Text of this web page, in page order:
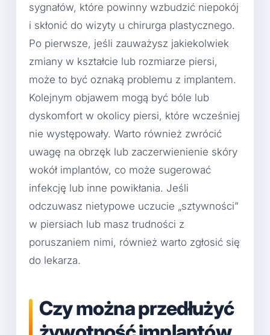
sygnałów, które powinny wzbudzić niepokój
i skłonić do wizyty u chirurga plastycznego.
Po pierwsze, jeśli zauważysz jakiekolwiek
zmiany w kształcie lub rozmiarze piersi,
może to być oznaką problemu z implantem.
Kolejnym objawem mogą być bóle lub
dyskomfort w okolicy piersi, które wcześniej
nie występowały. Warto również zwrócić
uwagę na obrzęk lub zaczerwienienie skóry
wokół implantów, co może sugerować
infekcję lub inne powikłania. Jeśli
odczuwasz nietypowe uczucie „sztywności”
w piersiach lub masz trudności z
poruszaniem nimi, również warto zgłosić się
do lekarza.
Czy można przedłużyć